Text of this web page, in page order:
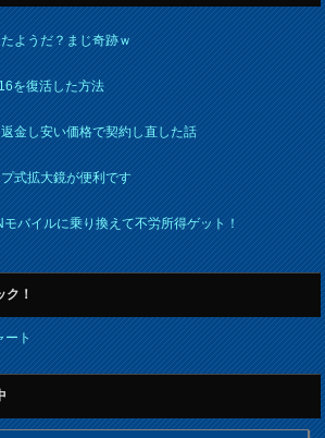
ようだ？まじ奇跡ｗ
を復活した方法
金し安い価格で契約し直した話
式拡大鏡が便利です
バイルに乗り換えて不労所得ゲット！
！
ート